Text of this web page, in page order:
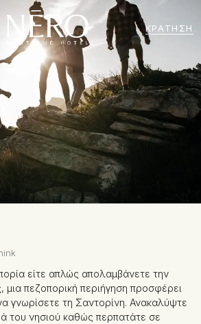
ΚΡΆΤΗΣΗ
είτε απλώς απολαμβάνετε την
πεζοπορική περιήγηση προσφέρει
γνωρίσετε τη Σαντορίνη. Ανακαλύψτε
του νησιού καθώς περπατάτε σε